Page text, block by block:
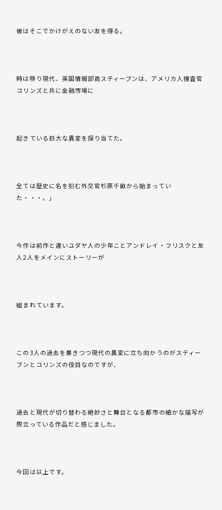
彼はそこでかけがえのない友を得る。
時は移り現代、英国情報部員スティーブンは、アメリカ人捜査官
コリンズと共に金融市場に
起きている巨大な異変を探り当てた。
全ては歴史に名を刻む外交官杉原千畝から始まってい
た・・・。」
今作は前作と違いユダヤ人の少年ことアンドレイ・フリスクと友
人2人をメインにストーリーが
組まれています。
この3人の過去を暴きつつ現代の異変に立ち向かうのがスティー
ブンとコリンズの役目なのですが、
過去と現代が切り替わる絶妙さと舞台となる都市の細かな描写が
際立っている作品だと感じました。
今回は以上です。